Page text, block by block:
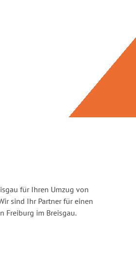
für Ihren Umzug von
sind Ihr Partner für einen
Freiburg im Breisgau.